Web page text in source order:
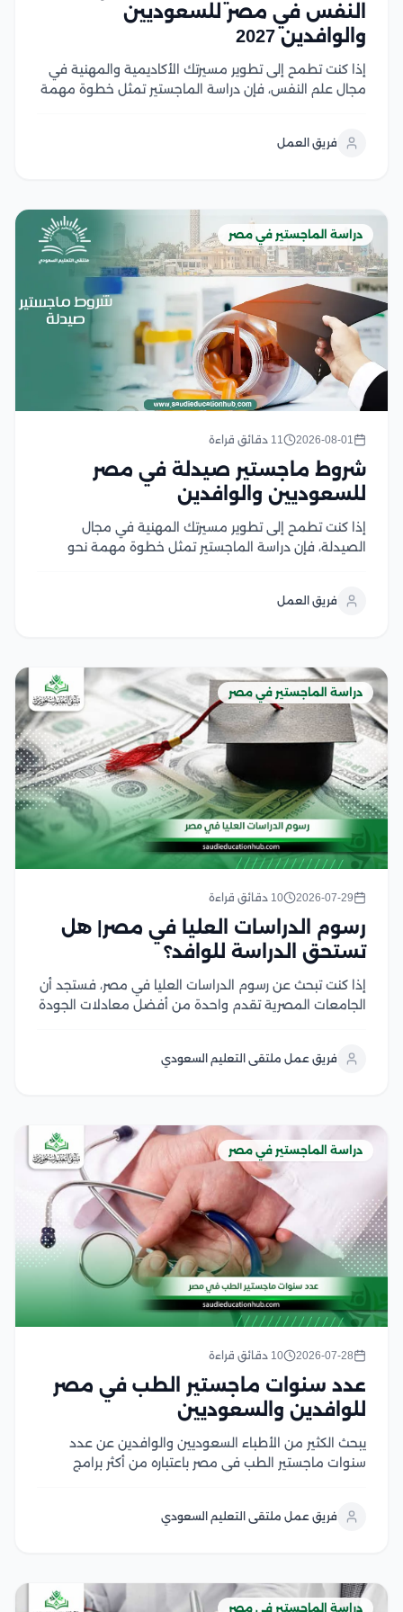
النفس في مصر للسعوديين
والوافدين 2027
إذا كنت تطمح إلى تطوير مسيرتك الأكاديمية والمهنية في
مجال علم النفس، فإن دراسة الماجستير تمثل خطوة مهمة
استعدادك الكامل، وفي هذا المقال نستعرض...
فريق العمل
دراسة الماجستير في مصر
2026-08-01 11 دقائق قراءة
شروط ماجستير صيدلة في مصر
للسعوديين والوافدين
إذا كنت تطمح إلى تطوير مسيرتك المهنية في مجال
الصيدلة، فإن دراسة الماجستير تمثل خطوة مهمة نحو
القبول، والوثائق المطلوبة، وآلية التسجيل في الجامعات...
فريق العمل
دراسة الماجستير في مصر
2026-07-29 10 دقائق قراءة
رسوم الدراسات العليا في مصر| هل
تستحق الدراسة للوافد؟
إذا كنت تبحث عن رسوم الدراسات العليا في مصر، فستجد أن
الجامعات المصرية تقدم واحدة من أفضل معادلات الجودة
والتخصص، والدرجة العلمية، مع وجود...
فريق عمل ملتقى التعليم السعودي
دراسة الماجستير في مصر
2026-07-28 10 دقائق قراءة
عدد سنوات ماجستير الطب في مصر
للوافدين والسعوديين
يبحث الكثير من الأطباء السعوديين والوافدين عن عدد
سنوات ماجستير الطب في مصر باعتباره من أكثر برامج
كما يهتم الأطباء بمعرفة مدة دراسة الماجستير في...
فريق عمل ملتقى التعليم السعودي
دراسة الماجستير في مصر